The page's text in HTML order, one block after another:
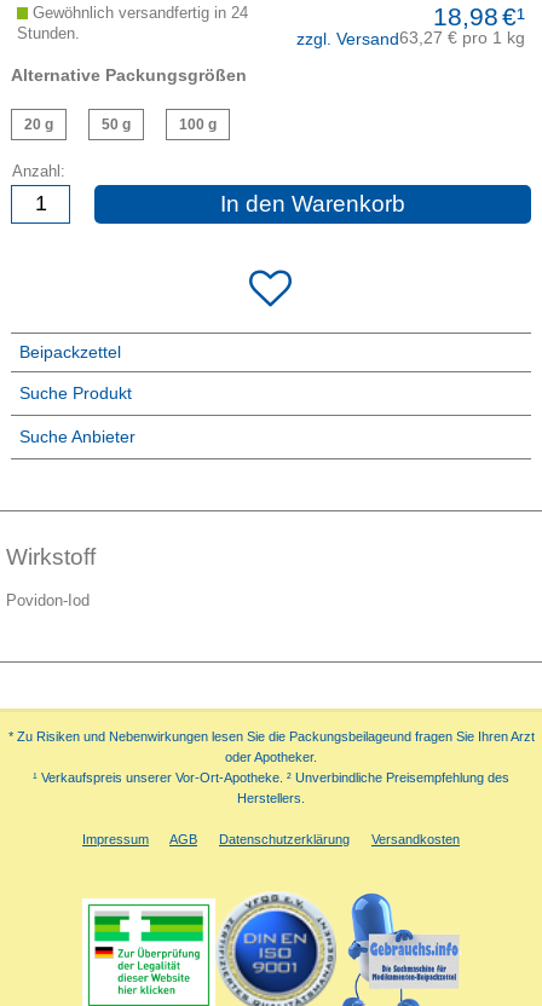
18,98€¹
zzgl. Versand63,27 € pro 1 kg
Gewöhnlich versandfertig in 24
Stunden.
Alternative Packungsgrößen
20 g 50 g 100 g
Anzahl:
In den Warenkorb
Beipackzettel
Suche Produkt
Suche Anbieter
Wirkstoff
Povidon-Iod
* Zu Risiken und Nebenwirkungen lesen Sie die Packungsbeilageund fragen Sie Ihren Arzt
oder Apotheker.
¹ Verkaufspreis unserer Vor-Ort-Apotheke. ² Unverbindliche Preisempfehlung des
Herstellers.
Impressum AGB Datenschutzerklärung Versandkosten